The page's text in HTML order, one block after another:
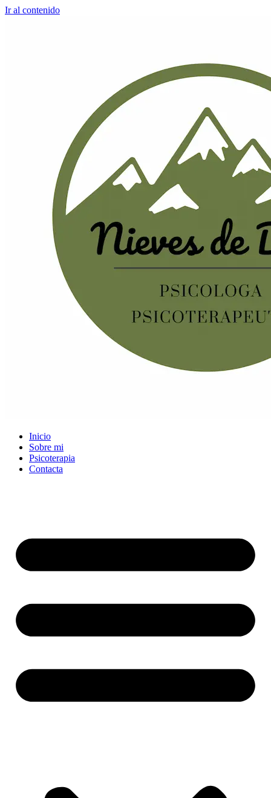
Ir al contenido
Inicio
Sobre mi
Psicoterapia
Contacta